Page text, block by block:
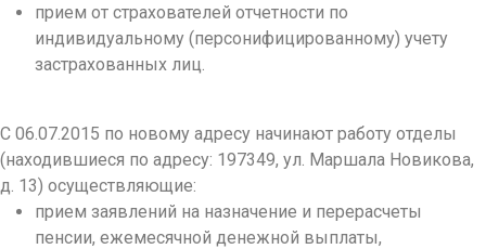
прием от страхователей отчетности по
индивидуальному (персонифицированному) учету
застрахованных лиц.
С 06.07.2015 по новому адресу начинают работу отделы
(находившиеся по адресу: 197349, ул. Маршала Новикова,
д. 13) осуществляющие:
прием заявлений на назначение и перерасчеты
пенсии, ежемесячной денежной выплаты,